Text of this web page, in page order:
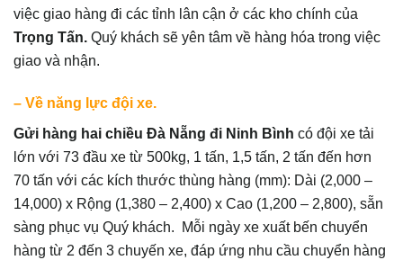
việc giao hàng đi các tỉnh lân cận ở các kho chính của
Trọng Tấn. Quý khách sẽ yên tâm về hàng hóa trong việc
giao và nhận.
– Về năng lực đội xe.
Gửi hàng hai chiều Đà Nẵng đi Ninh Bình có đội xe tải
lớn với 73 đầu xe từ 500kg, 1 tấn, 1,5 tấn, 2 tấn đến hơn
70 tấn với các kích thước thùng hàng (mm): Dài (2,000 –
14,000) x Rộng (1,380 – 2,400) x Cao (1,200 – 2,800), sẵn
sàng phục vụ Quý khách. Mỗi ngày xe xuất bến chuyển
hàng từ 2 đến 3 chuyến xe, đáp ứng nhu cầu chuyển hàng